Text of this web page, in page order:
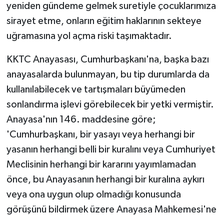
yeniden gündeme gelmek suretiyle çocuklarımıza
sirayet etme, onların eğitim haklarının sekteye
uğramasına yol açma riski taşımaktadır.
KKTC Anayasası, Cumhurbaşkanı'na, başka bazı
anayasalarda bulunmayan, bu tip durumlarda da
kullanılabilecek ve tartışmaları büyümeden
sonlandırma işlevi görebilecek bir yetki vermiştir.
Anayasa'nın 146. maddesine göre;
'Cumhurbaşkanı, bir yasayı veya herhangi bir
yasanın herhangi belli bir kuralını veya Cumhuriyet
Meclisinin herhangi bir kararını yayımlamadan
önce, bu Anayasanın herhangi bir kuralına aykırı
veya ona uygun olup olmadığı konusunda
görüşünü bildirmek üzere Anayasa Mahkemesi'ne